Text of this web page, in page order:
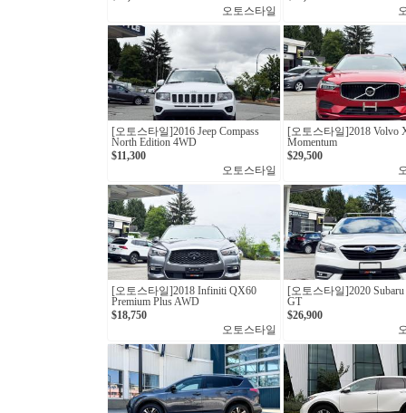
오토스타일
[오토스타일]2016 Jeep Compass
North Edition 4WD
$11,300
오토스타일
[오토스타일]2018 Volvo
Momentum
$29,500
[오토스타일]2018 Infiniti QX60
Premium Plus AWD
$18,750
오토스타일
[오토스타일]2020 Subaru
GT
$26,900